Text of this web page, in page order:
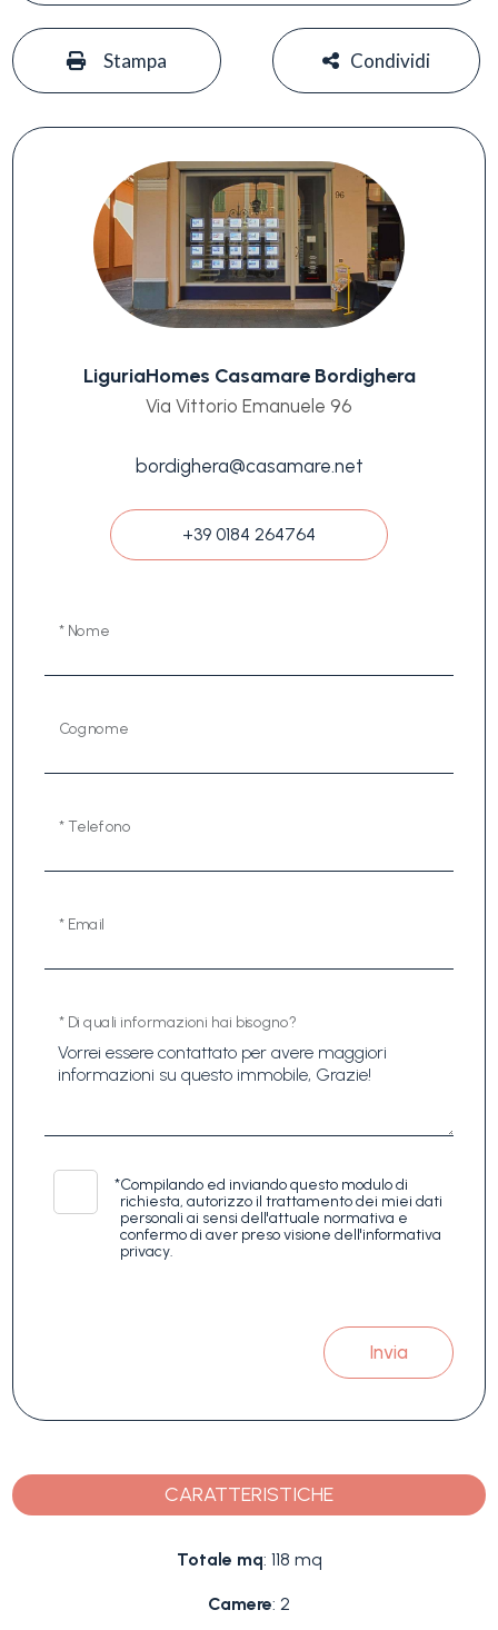
Stampa Condividi
LiguriaHomes Casamare Bordighera
Via Vittorio Emanuele 96
bordighera@casamare.net
+39 0184 264764
* Nome
Cognome
* Telefono
* Email
* Di quali informazioni hai bisogno?
*Compilando ed inviando questo modulo di
richiesta, autorizzo il trattamento dei miei dati
personali ai sensi dell'attuale normativa e
confermo di aver preso visione dell'informativa
privacy.
Invia
CARATTERISTICHE
Totale mq: 118 mq
Camere: 2